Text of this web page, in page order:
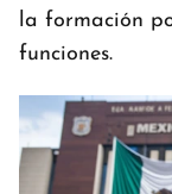
la formación
funciones.